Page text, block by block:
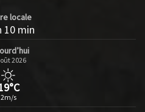
locale
10 min
2026
2m/s